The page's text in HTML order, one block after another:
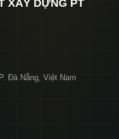
XÂY DỰNG PT
Đà Nẵng, Việt Nam